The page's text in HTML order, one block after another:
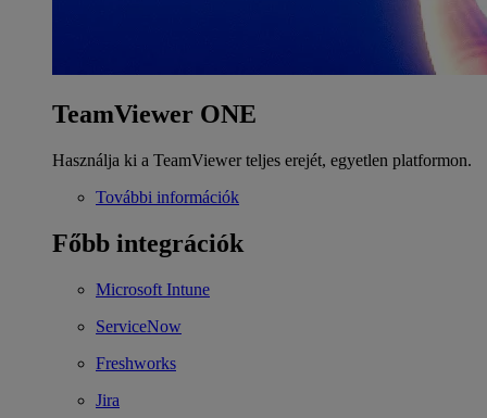
TeamViewer ONE
Használja ki a TeamViewer teljes erejét, egyetlen platformon.
További információk
Főbb integrációk
Microsoft Intune
ServiceNow
Freshworks
Jira